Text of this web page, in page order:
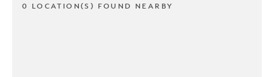
0 LOCATION(S) FOUND NEARBY